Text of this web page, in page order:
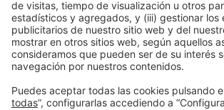
Colaboradores